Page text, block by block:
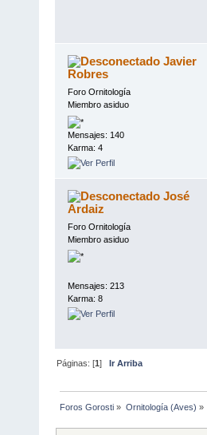
Javier
Robres
Foro Ornitología
Miembro asiduo
Mensajes: 140
Karma: 4
José
Ardaiz
Foro Ornitología
Miembro asiduo
Mensajes: 213
Karma: 8
Páginas: [1]Ir Arriba
Foros Gorosti » Ornitología (Aves) »